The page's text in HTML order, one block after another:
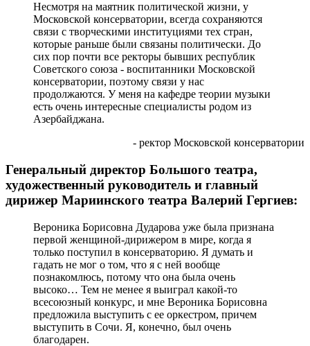
Несмотря на маятник политической жизни, у
Московской консерватории, всегда сохраняются
связи с творческими институциями тех стран,
которые раньше были связаны политически. До
сих пор почти все ректоры бывших республик
Советского союза - воспитанники Московской
консерватории, поэтому связи у нас
продолжаются. У меня на кафедре теории музыки
есть очень интересные специалисты родом из
Азербайджана.
- ректор Московской консерватории
Генеральный директор Большого театра,
художественный руководитель и главный
дирижер Мариинского театра Валерий Гергиев:
Вероника Борисовна Дударова уже была признана
первой женщиной-дирижером в мире, когда я
только поступил в консерваторию. Я думать и
гадать не мог о том, что я с ней вообще
познакомлюсь, потому что она была очень
высоко… Тем не менее я выиграл какой-то
всесоюзный конкурс, и мне Вероника Борисовна
предложила выступить с ее оркестром, причем
выступить в Сочи. Я, конечно, был очень
благодарен.